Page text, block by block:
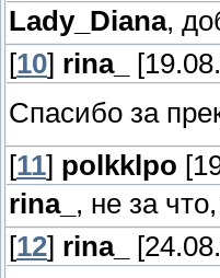
Lady_Diana,
[10] rina_
Спасибо за
[11] polkklpo
rina_ , не за
[12] rina_